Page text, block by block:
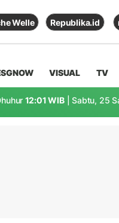
Welle Republika.id
VISUAL TV
12:01 WIB | Sabtu, 25